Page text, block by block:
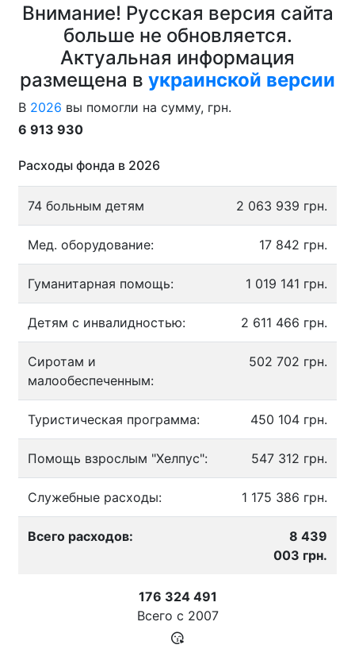
Внимание! Русская версия сайта
больше не обновляется.
Актуальная информация
размещена в украинской версии
В 2026 вы помогли на сумму, грн.
6 913 930
Расходы фонда в 2026
74 больным детям 2 063 939 грн.
Мед. оборудование: 17 842 грн.
Гуманитарная помощь: 1 019 141 грн.
Детям с инвалидностью: 2 611 466 грн.
Сиротам и
малообеспеченным:
502 702 грн.
Туристическая программа: 450 104 грн.
Помощь взрослым "Хелпус": 547 312 грн.
Служебные расходы: 1 175 386 грн.
Всего расходов:
8 439
003 грн.
176 324 491
Всего с 2007